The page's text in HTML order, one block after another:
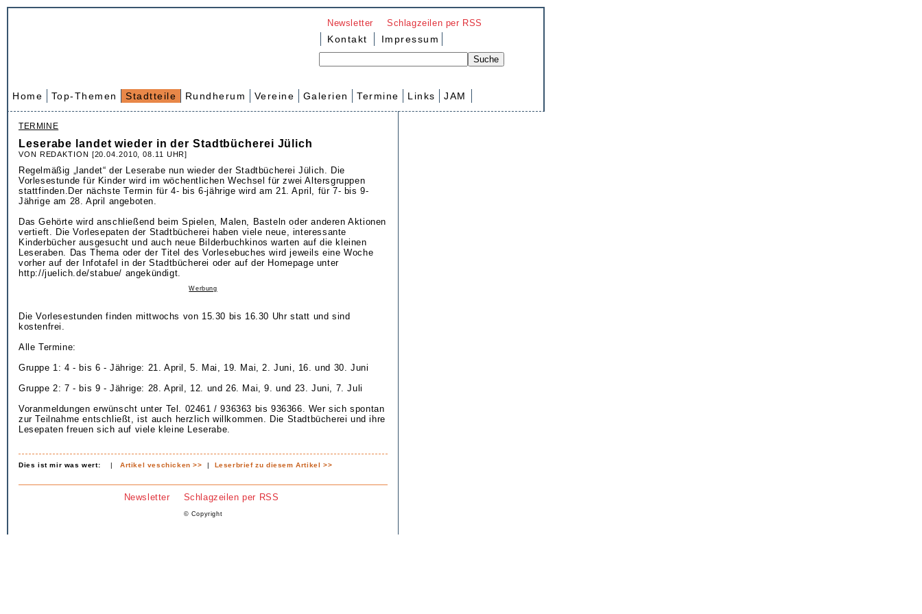
Newsletter Schlagzeilen per RSS
Kontakt Impressum
Home Top-Themen Stadtteile Rundherum Vereine Galerien Termine Links JAM
TERMINE
Leserabe landet wieder in der Stadtbücherei Jülich
VON REDAKTION [20.04.2010, 08.11 UHR]
Regelmäßig „landet“ der Leserabe nun wieder der Stadtbücherei Jülich. Die
Vorlesestunde für Kinder wird im wöchentlichen Wechsel für zwei Altersgruppen
stattfinden.Der nächste Termin für 4- bis 6-jährige wird am 21. April, für 7- bis 9-
Jährige am 28. April angeboten.
Das Gehörte wird anschließend beim Spielen, Malen, Basteln oder anderen Aktionen
vertieft. Die Vorlesepaten der Stadtbücherei haben viele neue, interessante
Kinderbücher ausgesucht und auch neue Bilderbuchkinos warten auf die kleinen
Leseraben. Das Thema oder der Titel des Vorlesebuches wird jeweils eine Woche
vorher auf der Infotafel in der Stadtbücherei oder auf der Homepage unter
http://juelich.de/stabue/ angekündigt.
Werbung
Die Vorlesestunden finden mittwochs von 15.30 bis 16.30 Uhr statt und sind
kostenfrei.
Alle Termine:
Gruppe 1: 4 - bis 6 - Jährige: 21. April, 5. Mai, 19. Mai, 2. Juni, 16. und 30. Juni
Gruppe 2: 7 - bis 9 - Jährige: 28. April, 12. und 26. Mai, 9. und 23. Juni, 7. Juli
Voranmeldungen erwünscht unter Tel. 02461 / 936363 bis 936366. Wer sich spontan
zur Teilnahme entschließt, ist auch herzlich willkommen. Die Stadtbücherei und ihre
Lesepaten freuen sich auf viele kleine Leserabe.
Dies ist mir was wert: |Artikel veschicken >> | Leserbrief zu diesem Artikel >>
Newsletter Schlagzeilen per RSS
© Copyright